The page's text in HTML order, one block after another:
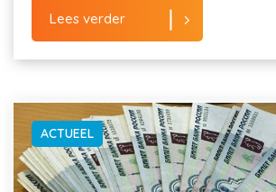
Lees verder
ACTUEEL